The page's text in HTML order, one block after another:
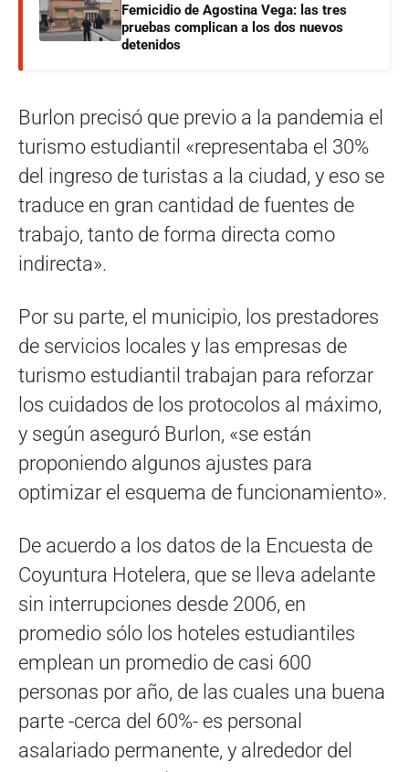
Femicidio de Agostina Vega: las tres
pruebas complican a los dos nuevos
detenidos
Burlon precisó que previo a la pandemia el
turismo estudiantil «representaba el 30%
del ingreso de turistas a la ciudad, y eso se
traduce en gran cantidad de fuentes de
trabajo, tanto de forma directa como
indirecta».
Por su parte, el municipio, los prestadores
de servicios locales y las empresas de
turismo estudiantil trabajan para reforzar
los cuidados de los protocolos al máximo,
y según aseguró Burlon, «se están
proponiendo algunos ajustes para
optimizar el esquema de funcionamiento».
De acuerdo a los datos de la Encuesta de
Coyuntura Hotelera, que se lleva adelante
sin interrupciones desde 2006, en
promedio sólo los hoteles estudiantiles
emplean un promedio de casi 600
personas por año, de las cuales una buena
parte -cerca del 60%- es personal
asalariado permanente, y alrededor del